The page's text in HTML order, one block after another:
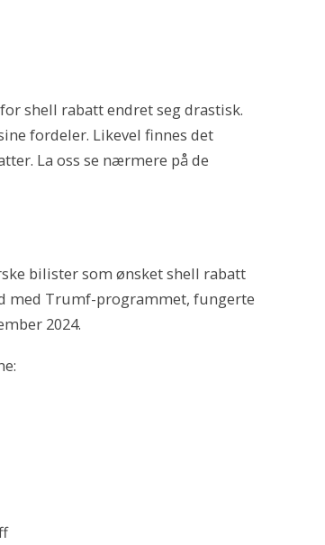
shell rabatt endret seg drastisk.
fordeler. Likevel finnes det
La oss se nærmere på de
bilister som ønsket shell rabatt
med Trumf-programmet, fungerte
2024.